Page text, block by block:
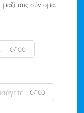
σας σύντομα.
0/100
0/100